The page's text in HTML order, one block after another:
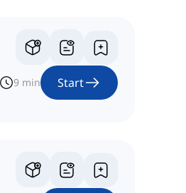
9 min Start